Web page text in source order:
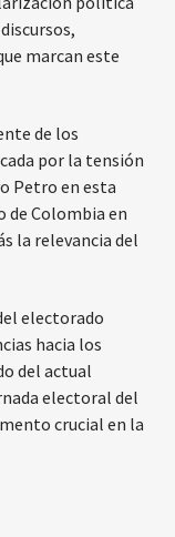
marcan este
de los
por la tensión
Petro en esta
Colombia en
la relevancia del
electorado
hacia los
del actual
electoral del
crucial en la